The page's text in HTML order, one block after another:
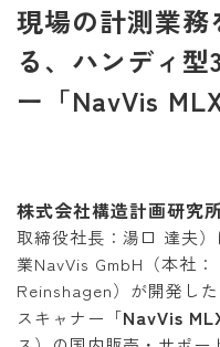
現場の計測業
る、ハンディ
ー「NavVis MLX
株式会社構造計画研究
取締役社長：湯口 達夫
業NavVis GmbH（本社
Reinshagen）が開発し
スキャナー「NavVis